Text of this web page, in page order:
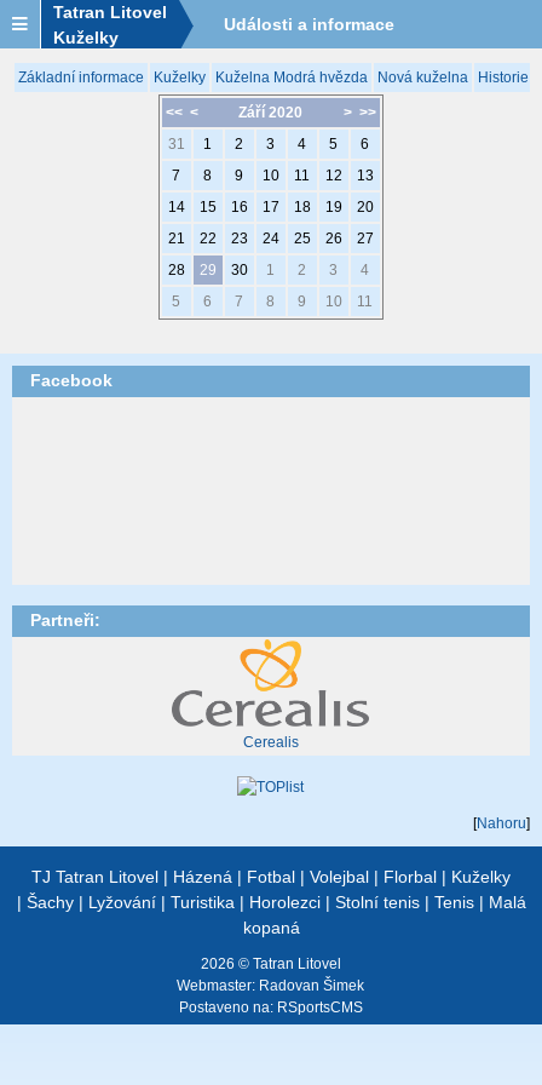
Tatran Litovel
Kuželky
Události a informace
Základní informace Kuželky Kuželna Modrá hvězda Nová kuželna Historie
<< < > >>
Září 2020
31
1 2 3 4 5
6
7
8 9 10 11 12
13
14
15 16 17 18 19
20
21
22 23 24 25 26
27
28
29 30 1 2 3
4
5
6 7 8 9 10 11
Facebook
Partneři:
Cerealis
[Nahoru]
TJ Tatran Litovel | Házená | Fotbal | Volejbal | Florbal | Kuželky
| Šachy| Lyžování| Turistika | Horolezci| Stolní tenis| Tenis| Malá
kopaná
2026 © Tatran Litovel
Webmaster: Radovan Šimek
Postaveno na: RSportsCMS